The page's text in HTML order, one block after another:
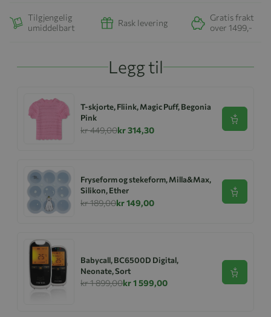
Tilgjengelig
umiddelbart
Rask levering
Gratis frakt
over 1499,-
Legg til
T-skjorte, Fliink, Magic Puff, Begonia
Pink
kr 449,00kr 314,30
Se
Fryseform og stekeform, Milla&Max,
Silikon, Ether
kr 189,00kr 149,00
Se
Babycall, BC6500D Digital,
Neonate, Sort
kr 1 899,00kr 1 599,00
Se